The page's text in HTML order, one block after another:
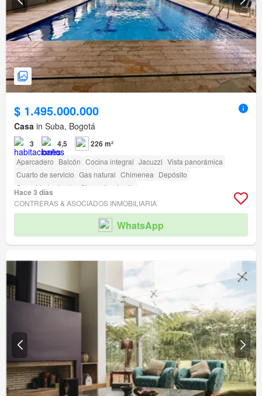
$ 1.495.000.000
Casa in Suba, Bogotá
3 4,5 226 m²
Aparcadero Balcón Cocina integral Jacuzzi Vista panorámica
Cuarto de servicio Gas natural Chimenea Depósito
Seguridad privada
Gimnasio
Jardín
Acceso para personas con discapacidad
Hace 3 días
CONTRERAS & ASOCIADOS INMOBILIARIA
WhatsApp